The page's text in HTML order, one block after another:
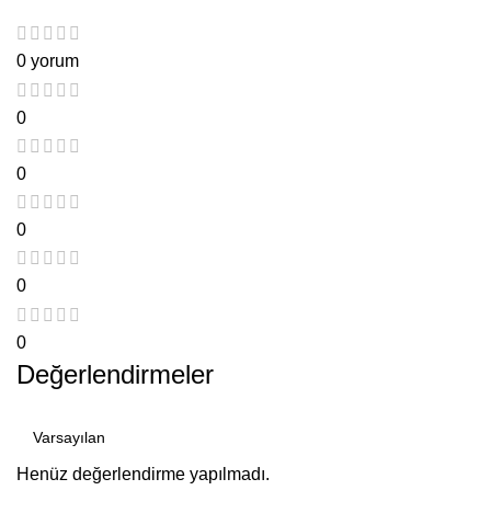
0 yorum
0
0
0
0
0
Değerlendirmeler
Henüz değerlendirme yapılmadı.